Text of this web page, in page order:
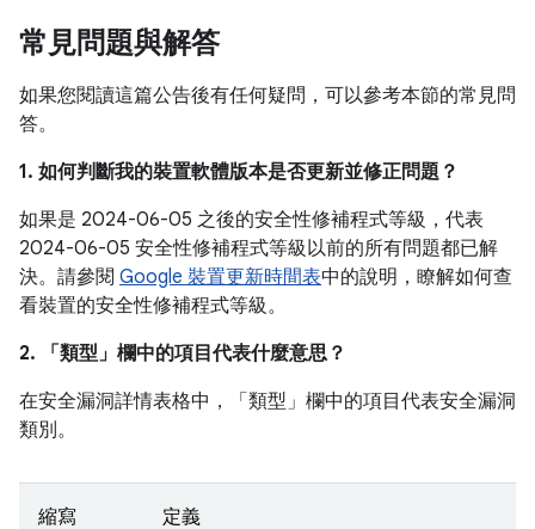
常見問題與解答
如果您閱讀這篇公告後有任何疑問，可以參考本節的常見問
答。
1. 如何判斷我的裝置軟體版本是否更新並修正問題？
如果是 2024-06-05 之後的安全性修補程式等級，代表
2024-06-05 安全性修補程式等級以前的所有問題都已解
決。請參閱 Google 裝置更新時間表中的說明，瞭解如何查
看裝置的安全性修補程式等級。
2. 「類型」 欄中的項目代表什麼意思？
在安全漏洞詳情表格中，「類型」 欄中的項目代表安全漏洞
類別。
縮寫 定義